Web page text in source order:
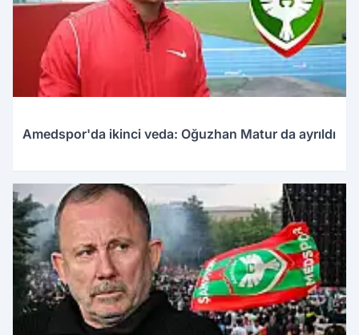
Amedspor'da ikinci veda: Oğuzhan Matur da ayrıldı